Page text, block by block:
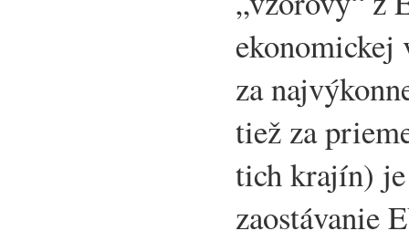
ekonomickej
za
tiež za
tich krajín) je
zaostávanie